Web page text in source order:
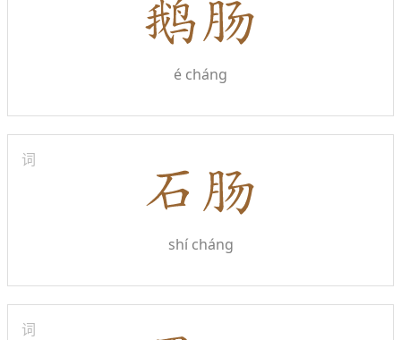
é cháng
词
shí cháng
词